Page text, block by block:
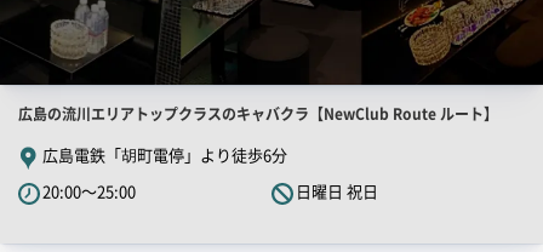
店
舗
PR
キ
広島の流川エリアトップクラスのキャバクラ【NewClub Route ルート】
広島電鉄「胡町電停」より徒歩6分
20:00～25:00
日曜日 祝日